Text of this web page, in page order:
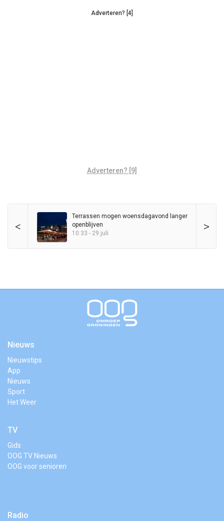
Adverteren? [4]
Adverteren? [9]
< >
Terrassen mogen woensdagavond langer
openblijven
10:33 - 29 juli
Nieuws
Nieuwstips
App
Nieuws
Sport
Het Weer
TV
Gids
OOG TV Nieuws
OOG voor senioren
Radio